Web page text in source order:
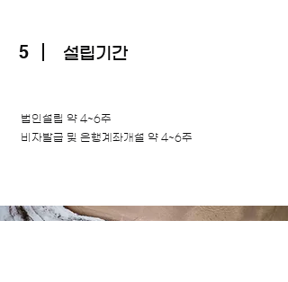
5 설립기간
법인설립 약 4~6주
비자발급 및 은행계좌개설 약 4~6주